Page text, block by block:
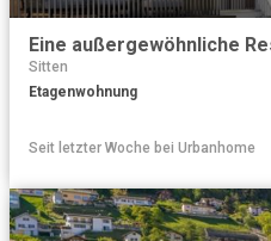
Sitten
Etagenwohnung
Seit letzter Woche bei Urbanhome